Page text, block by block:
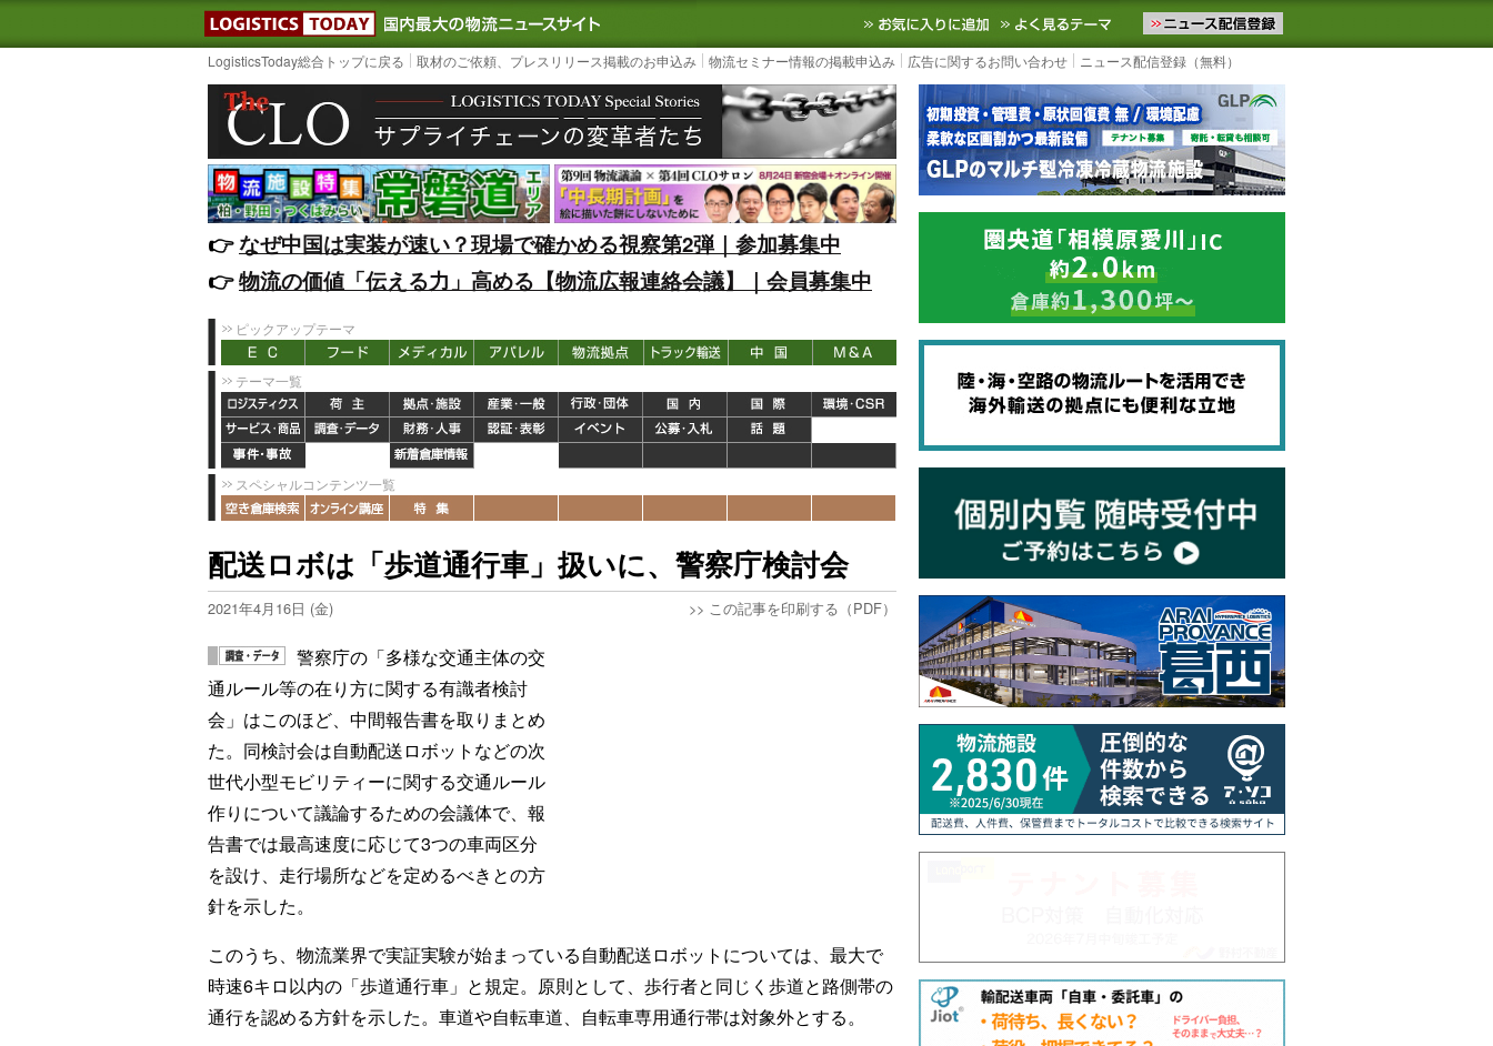
LOGISTICS TODAY｜国内最大の物流ニュースサイト3PL, SCMなど国内外の最新の物流ニュースをお届けします。物流ニュースメール配信を登録す
お気に入りに追加 よく見るテーマ
LogisticsToday総合トップに戻る 取材のご依頼、プレスリリース掲載のお申込み 物流セミナー情報の掲載申込み 広告に関するお問い合わせ ニュース配信登録（無料）
👉️なぜ中国は実装が速い？現場で確かめる視察第2弾｜参加募集中
👉️物流の価値「伝える力」高める【物流広報連絡会議】｜会員募集中
ピックアップテーマ
テーマ一覧
スペシャルコンテンツ一覧
配送ロボは「歩道通行車」扱いに、警察庁検討会
2021年4月16日 (金) >> この記事を印刷する（PDF）
警察庁の「多様な交通主体の交
通ルール等の在り方に関する有識者検討
会」はこのほど、中間報告書を取りまとめ
た。同検討会は自動配送ロボットなどの次
世代小型モビリティーに関する交通ルール
作りについて議論するための会議体で、報
告書では最高速度に応じて3つの車両区分
を設け、走行場所などを定めるべきとの方
針を示した。
このうち、物流業界で実証実験が始まっている自動配送ロボットについては、最大で
時速6キロ以内の「歩道通行車」と規定。原則として、歩行者と同じく歩道と路側帯の
通行を認める方針を示した。車道や自転車道、自転車専用通行帯は対象外とする。